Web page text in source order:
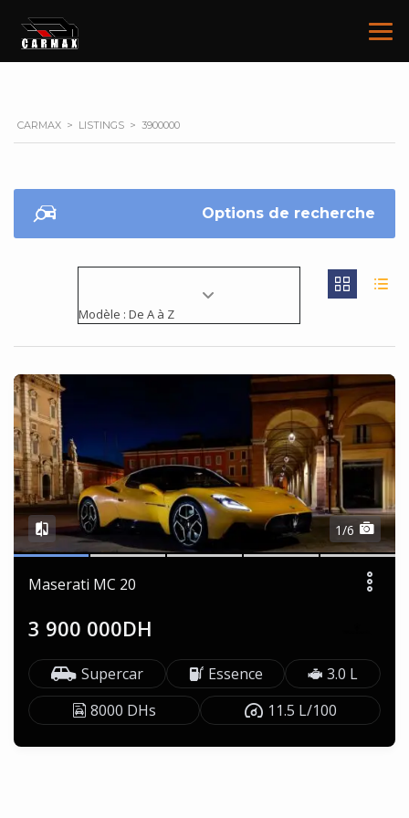
CARMAX > LISTINGS > 3900000
Options de recherche
Modèle : De A à Z
1/6
Maserati MC 20
3 900 000DH
Supercar Essence
3.0 L
8000 DHs
11.5 L/100